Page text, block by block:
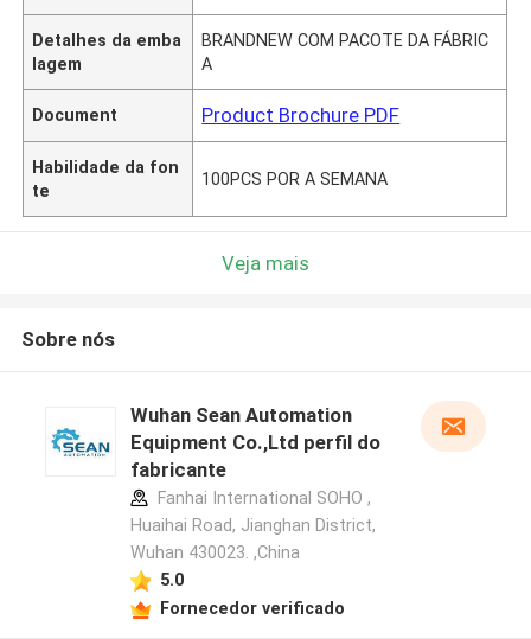
Detalhes da emba
lagem
BRANDNEW COM PACOTE DA FÁBRIC
A
Document Product Brochure PDF
Habilidade da fon
te
100PCS POR A SEMANA
Veja mais
Sobre nós
Wuhan Sean Automation
Equipment Co.,Ltd perfil do
fabricante
Fanhai International SOHO ,
Huaihai Road, Jianghan District,
Wuhan 430023. ,China
5.0
Fornecedor verificado